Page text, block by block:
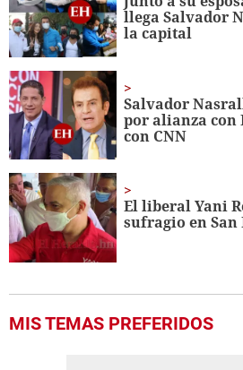
llega Salvador
la capital
Salvador
por alianza con
con CNN
El liberal Yani
sufragio en San
MIS TEMAS PREFERIDOS